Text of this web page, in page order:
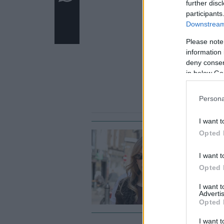
further
Please
information
deny
in below
I want
Opted
I want
Opted
I want
Opted
I want
Η